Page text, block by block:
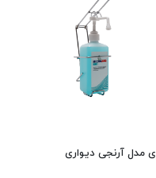
مدل آرنجی دیواری